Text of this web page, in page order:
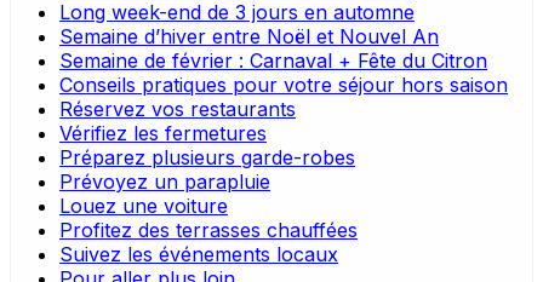
Long week-end de 3 jours en automne
Semaine d’hiver entre Noël et Nouvel An
Semaine de février : Carnaval + Fête du Citron
Conseils pratiques pour votre séjour hors saison
Réservez vos restaurants
Vérifiez les fermetures
Préparez plusieurs garde-robes
Prévoyez un parapluie
Louez une voiture
Profitez des terrasses chauffées
Suivez les événements locaux